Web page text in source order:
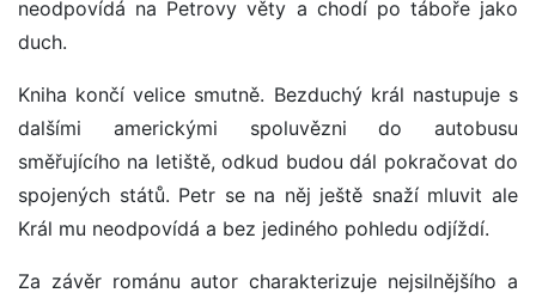
neodpovídá na Petrovy věty a chodí po táboře jako
duch.
Kniha končí velice smutně. Bezduchý král nastupuje s
dalšími americkými spoluvězni do autobusu
směřujícího na letiště, odkud budou dál pokračovat do
spojených států. Petr se na něj ještě snaží mluvit ale
Král mu neodpovídá a bez jediného pohledu odjíždí.
Za závěr románu autor charakterizuje nejsilnějšího a